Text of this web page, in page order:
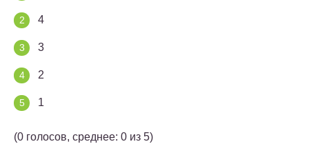
4
3
2
1
(0 голосов, среднее: 0 из 5)